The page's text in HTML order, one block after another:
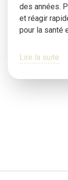
des années.
et réagir
pour la santé
Lire la suite